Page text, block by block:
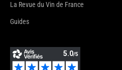
La Revue du Vin de France
Guides